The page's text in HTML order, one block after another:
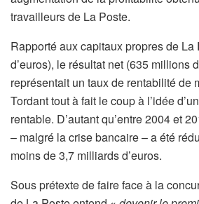
travailleurs de La Poste.
Rapporté aux capitaux propres de
d’euros), le résultat net (635 millions
représentait un taux de rentabilité de
Tordant tout à fait le coup à l’idée
rentable. D’autant qu’entre 2004 et
– malgré la crise bancaire – a été
moins de 3,7 milliards d’euros.
Sous prétexte de faire face à la